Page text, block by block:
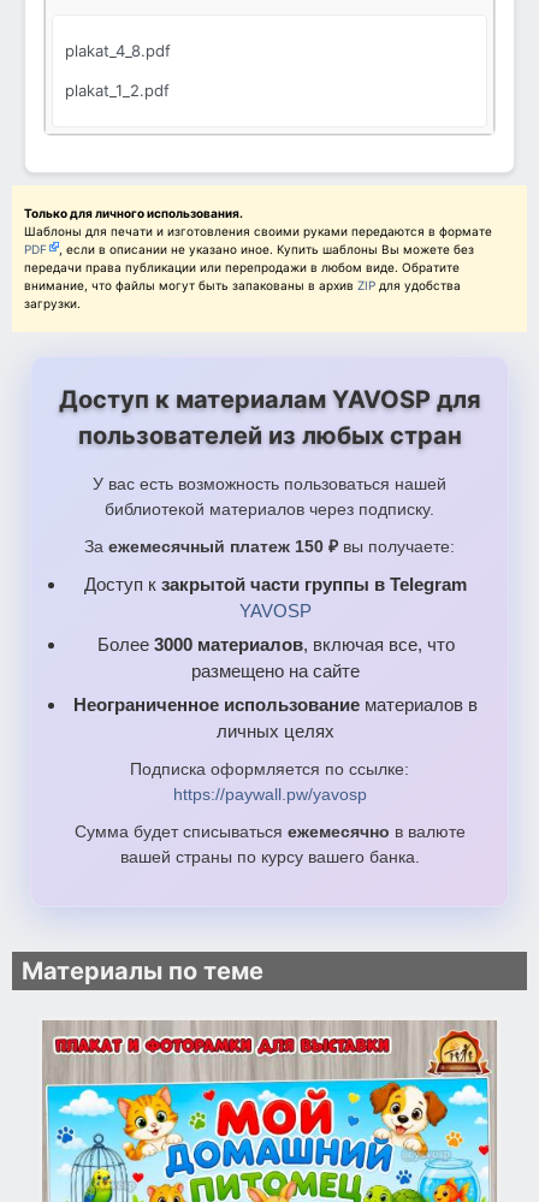
plakat_4_8.pdf
plakat_1_2.pdf
Только для личного использования.
Шаблоны для печати и изготовления своими руками передаются в формате
PDF
, если в описании не указано иное. Купить шаблоны Вы можете без
передачи права публикации или перепродажи в любом виде. Обратите
внимание, что файлы могут быть запакованы в архив ZIP для удобства
загрузки.
Доступ к материалам YAVOSP для
пользователей из любых стран
У вас есть возможность пользоваться нашей
библиотекой материалов через подписку.
За ежемесячный платеж 150 ₽ вы получаете:
Доступ к закрытой части группы в Telegram
YAVOSP
Более 3000 материалов, включая все, что
размещено на сайте
Неограниченное использование материалов в
личных целях
Подписка оформляется по ссылке:
https://paywall.pw/yavosp
Сумма будет списываться ежемесячно в валюте
вашей страны по курсу вашего банка.
Материалы по теме